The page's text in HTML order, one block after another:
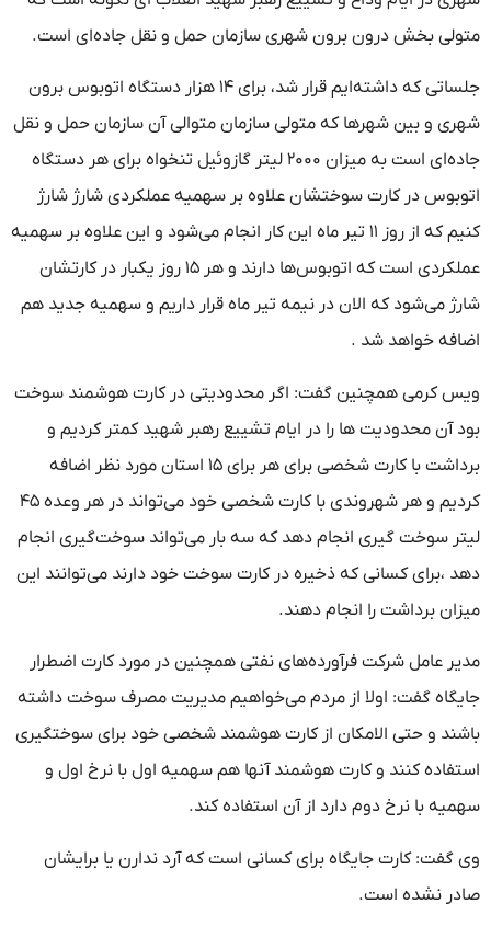
متولی بخش درون برون شهری سازمان حمل و نقل جاده‌ای است.
جلساتی که داشته‌ایم قرار شد، برای ۱۴ هزار دستگاه اتوبوس برون
شهری و بین شهرها که متولی سازمان متوالی آن سازمان حمل و نقل
جاده‌ای است به میزان ۲۰۰۰ لیتر گازوئیل تنخواه برای هر دستگاه
اتوبوس در کارت سوختشان علاوه بر سهمیه عملکردی شارژ شارژ
کنیم که از روز ۱۱ تیر ماه این کار انجام می‌شود و این علاوه بر سهمیه
عملکردی است که اتوبوس‌ها دارند و هر ۱۵ روز یکبار در کارتشان
شارژ می‌شود که الان در نیمه تیر ماه قرار داریم و سهمیه جدید هم
اضافه خواهد شد .
ویس کرمی همچنین گفت: اگر محدودیتی در کارت هوشمند سوخت
بود آن محدودیت ها را در ایام تشییع رهبر شهید کمتر کردیم و
برداشت با کارت شخصی برای هر برای ۱۵ استان مورد نظر اضافه
کردیم و هر شهروندی با کارت شخصی خود می‌تواند در هر وعده ۴۵
لیتر سوخت گیری انجام دهد که سه بار می‌تواند سوخت‌گیری انجام
دهد ،برای کسانی که ذخیره در کارت سوخت خود دارند می‌توانند این
میزان برداشت را انجام دهند.
مدیر عامل شرکت فرآورده‌های نفتی همچنین در مورد کارت اضطرار
جایگاه گفت: اولا از مردم می‌خواهیم مدیریت مصرف سوخت داشته
باشند و حتی الامکان از کارت هوشمند شخصی خود برای سوختگیری
استفاده کنند و کارت هوشمند آنها هم سهمیه اول با نرخ اول و
سهمیه با نرخ دوم دارد از آن استفاده کند.
وی گفت: کارت جایگاه برای کسانی است که آرد ندارن یا برایشان
صادر نشده است.